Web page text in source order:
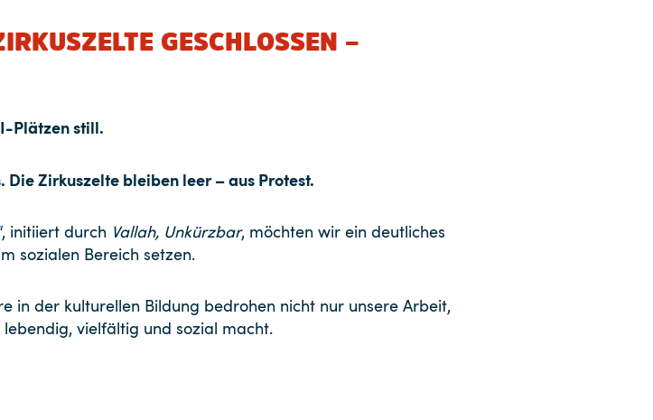
GESCHLOSSEN –
Plätzen still.
Die Zirkuszelte bleiben leer – aus Protest.
initiiert durch Vallah, Unkürzbar, möchten wir ein deutliches
sozialen Bereich setzen.
in der kulturellen Bildung bedrohen nicht nur unsere Arbeit,
vielfältig und sozial macht.